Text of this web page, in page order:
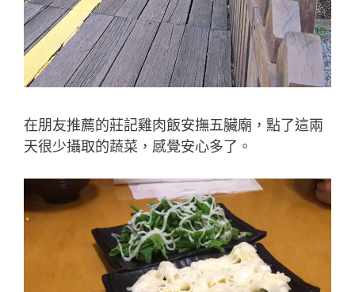
在朋友推薦的莊記雞肉飯安撫五臟廟，點了這兩
天很少攝取的蔬菜，感覺安心多了。